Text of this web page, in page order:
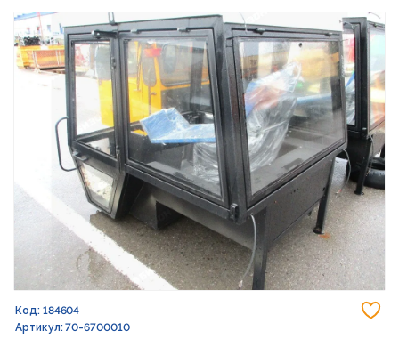
Код: 184604
Артикул: 70-6700010